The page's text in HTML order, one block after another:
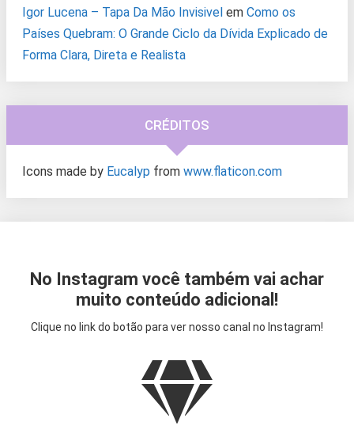
Igor Lucena – Tapa Da Mão Invisivel em Como os
Países Quebram: O Grande Ciclo da Dívida Explicado de
Forma Clara, Direta e Realista
CRÉDITOS
Icons made by Eucalyp from www.flaticon.com
No Instagram você também vai achar
muito conteúdo adicional!
Clique no link do botão para ver nosso canal no Instagram!